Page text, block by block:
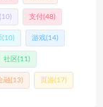
(10) 支付(48)
(10) 游戏(14)
社区(11)
融(13) 页游(17)